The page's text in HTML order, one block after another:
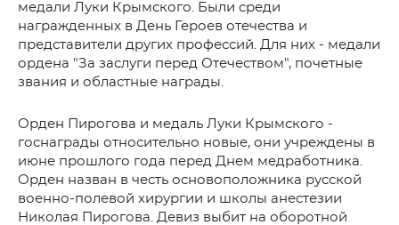
медали Луки Крымского. Были среди
награжденных в День Героев отечества и
представители других профессий. Для них - медали
ордена "За заслуги перед Отечеством", почетные
звания и областные награды.
Орден Пирогова и медаль Луки Крымского -
госнаграды относительно новые, они учреждены в
июне прошлого года перед Днем медработника.
Орден назван в честь основоположника русской
военно-полевой хирургии и школы анестезии
Николая Пирогова. Девиз выбит на оборотной